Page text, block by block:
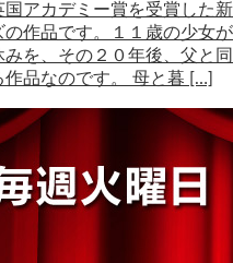
アカデミー賞を受賞した新
作品です。１１歳の少女が
を、その２０年後、父と同
品なのです。 母と暮 […]